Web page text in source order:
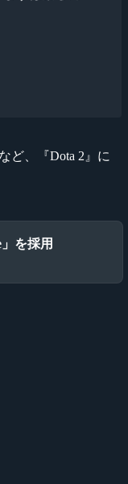
ど、『Dota 2』に
を採用